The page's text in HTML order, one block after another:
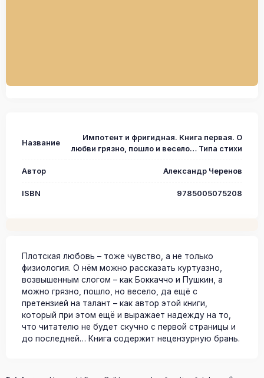
Название
Импотент и фригидная. Книга первая. О
любви грязно, пошло и весело… Типа стихи
Автор Александр Черенов
ISBN 9785005075208
Плотская любовь – тоже чувство, а не только
физиология. О нём можно рассказать куртуазно,
возвышенным слогом – как Боккаччо и Пушкин, а
можно грязно, пошло, но весело, да ещё с
претензией на талант – как автор этой книги,
который при этом ещё и выражает надежду на то,
что читателю не будет скучно с первой страницы и
до последней… Книга содержит нецензурную брань.